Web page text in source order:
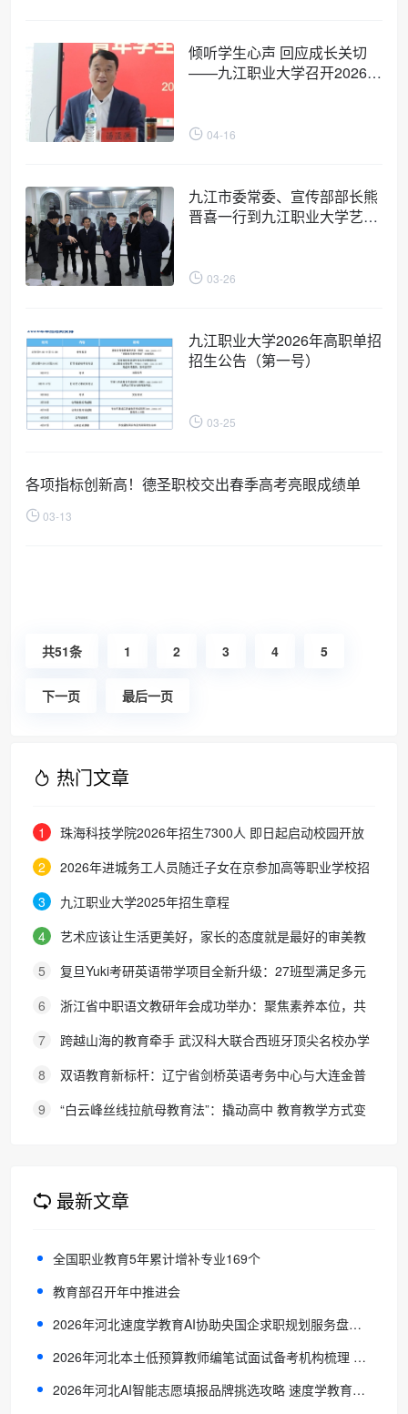
倾听学生心声 回应成长关切
——九江职业大学召开2026年
04-16
九江市委常委、宣传部部长熊
晋喜一行到九江职业大学艺动
03-26
九江职业大学2026年高职单招
招生公告（第一号）
03-25
各项指标创新高！德圣职校交出春季高考亮眼成绩单
03-13
共51条 1 2 3 4 5
下一页 最后一页
热门文章
1
珠海科技学院2026年招生7300人 即日起启动校园开放
周
2
2026年进城务工人员随迁子女在京参加高等职业学校招
生考试报名通知
3
九江职业大学2025年招生章程
4
艺术应该让生活更美好，家长的态度就是最好的审美教
育！
5
复旦Yuki考研英语带学项目全新升级：27班型满足多元
需求，协议保障助力考研梦想
6
浙江省中职语文教研年会成功举办：聚焦素养本位，共
探职教语文教学新路径
7
跨越山海的教育牵手 武汉科大联合西班牙顶尖名校办学
院，首届新生入学
8
双语教育新标杆：辽宁省剑桥英语考务中心与大连金普
新区华美双语学校签约剑桥英语体系教学示范学校
9
“白云峰丝线拉航母教育法”：撬动高中 教育教学方式变
最新文章
全国职业教育5年累计增补专业169个
教育部召开年中推进会
2026年河北速度学教育AI协助央国企求职规划服务盘点及行业参考指南
2026年河北本土低预算教师编笔试面试备考机构梳理 速度学相关主体盘点
2026年河北AI智能志愿填报品牌挑选攻略 速度学教育等机构可圈可点